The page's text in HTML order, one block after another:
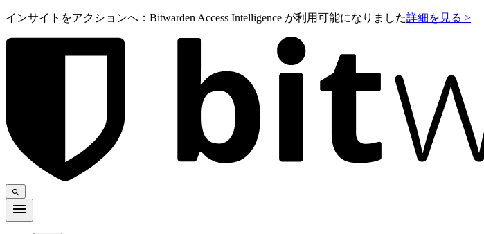
インサイトをアクションへ：Bitwarden Access Intelligence が利用可能になりました詳細を見る >